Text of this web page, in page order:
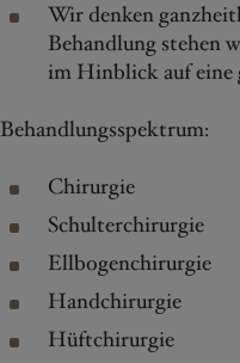
Wir denken
Behandlung stehen
im Hinblick auf eine
Behandlungsspektrum:
Chirurgie
Schulterchirurgie
Ellbogenchirurgie
Handchirurgie
Hüftchirurgie